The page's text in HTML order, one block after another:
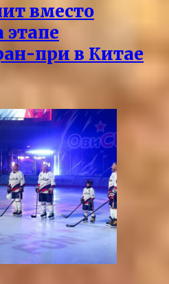
вместо
этапе
при в Китае